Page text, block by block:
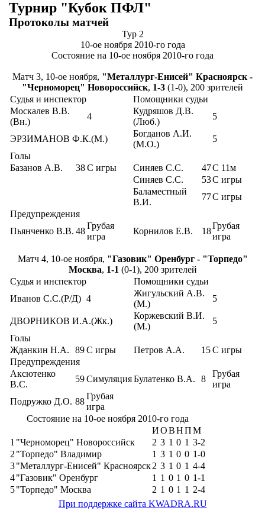
Турнир "Кубок ПФЛ"
Протоколы матчей
Тур 2
10-ое ноября 2010-го года
Состояние на 10-ое ноября 2010-го года
Матч 3, 10-ое ноября, "Металлург-Енисей" Красноярск -
"Черноморец" Новороссийск, 1-3 (1-0), 200 зрителей
Судья и инспектор
Помощники судьи
Москалев В.В.
(Вн.)
4
Кудряшов Д.В.
(Люб.)
5
ЭРЗИМАНОВ Ф.К.(М.)
Богданов А.И.
(М.О.)
5
Голы
Базанов А.В.
38С игры Синяев С.С. 47С 11м
Синяев С.С.
53С игры
Баламестный
В.И.
77С игры
Предупреждения
Пьянченко В.В. 48
Грубая
игра
Корнилов Е.В. 18
Грубая
игра
Матч 4, 10-ое ноября, "Газовик" Оренбург - "Торпедо"
Москва, 1-1 (0-1), 200 зрителей
Судья и инспектор
Помощники судьи
Иванов С.С.(Р/Д) 4
Жигульский А.В.
(М.)
5
ДВОРНИКОВ И.А.(Жк.)
Коржевский В.И.
(М.)
5
Голы
Жданкин Н.А.
89С игры Петров А.А. 15С игры
Предупреждения
Аксютенко
В.С.
59СимуляцияБулатенко В.А. 8
Грубая
игра
Подружко Д.О. 88
Грубая
игра
Состояние на 10-ое ноября 2010-го года
ИОВНПМ
1 "Черноморец" Новороссийск 2 3 1 0 1 3-2
2 "Торпедо" Владимир 1 3 1 0 0 1-0
3"Металлург-Енисей" Красноярск2 3 1 0 1 4-4
4"Газовик" Оренбург 1 1 0 1 0 1-1
5"Торпедо" Москва 2 1 0 1 1 2-4
При поддержке сайта KWADRA.RU